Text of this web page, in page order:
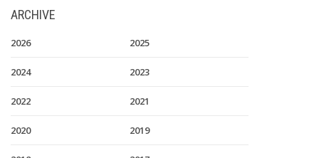
ARCHIVE
2026 2025
2024 2023
2022 2021
2020 2019